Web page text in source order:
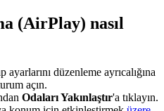
(AirPlay) nasıl
ayarlarını düzenleme ayrıcalığına
açın.
Odaları Yakınlaştır'a tıklayın.